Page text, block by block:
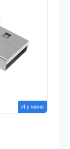
И у меня